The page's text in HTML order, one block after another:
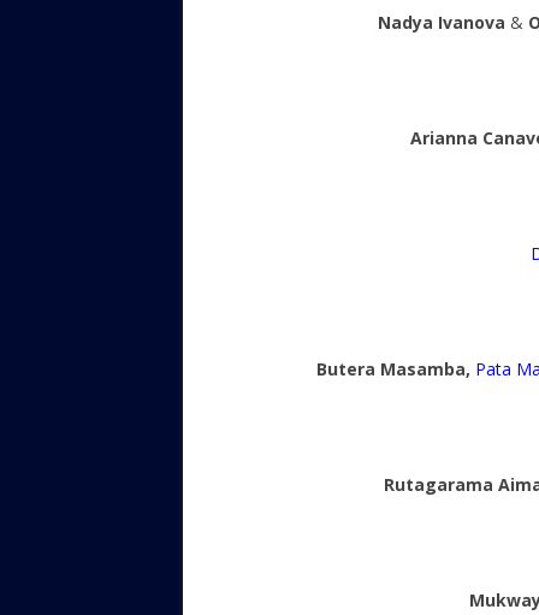
Nadya Ivanova &
Arianna
Butera Masamba, Pata
Rutagarama